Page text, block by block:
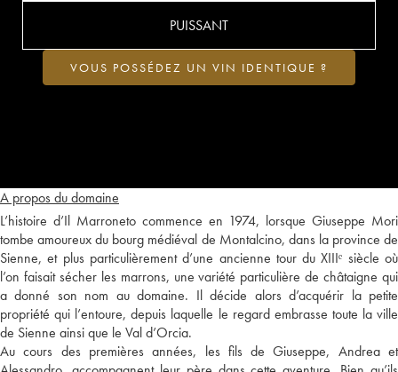
A propos du domaine
L’histoire d’Il Marroneto commence en 1974, lorsque Giuseppe Mori
tombe amoureux du bourg médiéval de Montalcino, dans la province de
Sienne, et plus particulièrement d’une ancienne tour du XIIIᵉ siècle où
l’on faisait sécher les marrons, une variété particulière de châtaigne qui
a donné son nom au domaine. Il décide alors d’acquérir la petite
propriété qui l’entoure, depuis laquelle le regard embrasse toute la ville
de Sienne ainsi que le Val d’Orcia.
Au cours des premières années, les fils de Giuseppe, Andrea et
PUISSANT
VOUS POSSÉDEZ UN VIN IDENTIQUE ?